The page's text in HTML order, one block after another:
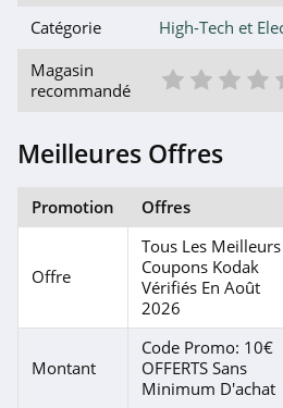
Catégorie
High-Tech et
Magasin
recommandé
3
2
1
Meilleures Offres
Promotion Offres
Offre
Tous Les Meilleurs
Coupons Kodak
Vérifiés En Août
2026
Montant
Code Promo: 10€
OFFERTS Sans
Minimum D'achat